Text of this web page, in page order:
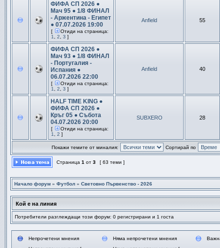
ФИФА СП 2026 ●
Мач 95 ● 1/8 ФИНАЛ
- Аржентина - Египет
● 07.07.2026 19:00
[
Отиди на страница:
1
2 3 ]
Anfield 55
ФИФА СП 2026 ●
Мач 93 ● 1/8 ФИНАЛ
- Португалия -
Испания ●
06.07.2026 22:00
[
Отиди на страница:
1
2 3 ]
Anfield 40
HALF TIME KING ●
ФИФА СП 2026 ●
Кръг 05 ● Събота
04.07.2026 20:00
[
Отиди на страница:
1
2 ]
SUBXERO 28
Покажи темите от миналия: Сортирай по
Страница 1 от 3 [ 63 теми ]
Начало форум » Футбол » Световно Първенство - 2026
Кой е на линия
Потребители разглеждащи този форум: 0 регистрирани и 1 госта
Непрочетени мнения Няма непрочетени мнения